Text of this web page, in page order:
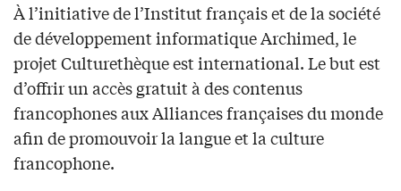
À l’initiative de l’Institut français et de la société
de développement informatique Archimed, le
projet Culturethèque est international. Le but est
d’offrir un accès gratuit à des contenus
francophones aux Alliances françaises du monde
afin de promouvoir la langue et la culture
francophone.